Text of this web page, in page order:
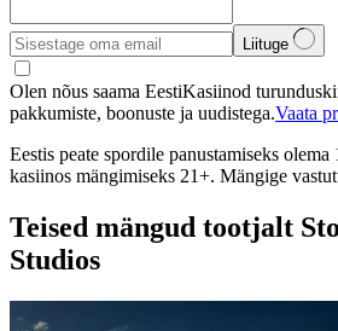
Liituge
Olen nõus saama EestiKasiinod
pakkumiste, boonuste ja uudistega.Vaata
Eestis peate spordile panustamiseks olema
kasiinos mängimiseks 21+. Mängige
Teised mängud tootjalt
Studios